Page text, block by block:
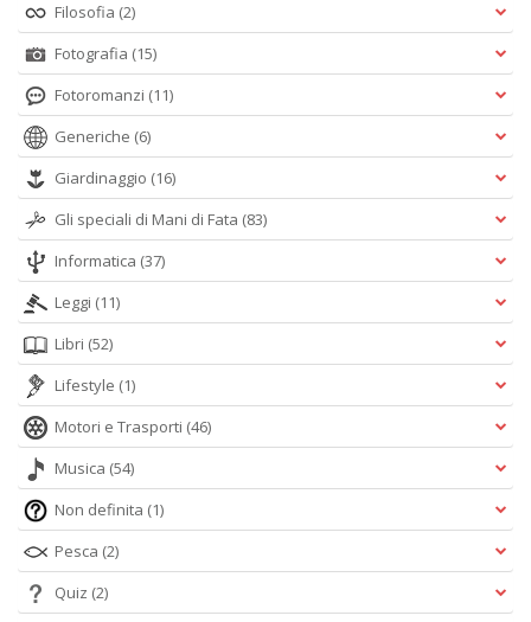
Filosofia (2)
Fotografia (15)
Fotoromanzi (11)
Generiche (6)
Giardinaggio (16)
Gli speciali di Mani di Fata (83)
Informatica (37)
Leggi (11)
Libri (52)
Lifestyle (1)
Motori e Trasporti (46)
Musica (54)
Non definita (1)
Pesca (2)
Quiz (2)